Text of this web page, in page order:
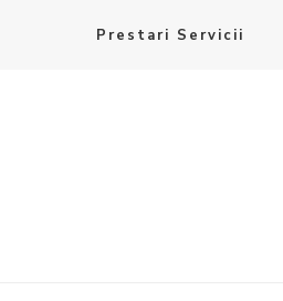
Prestari Servicii